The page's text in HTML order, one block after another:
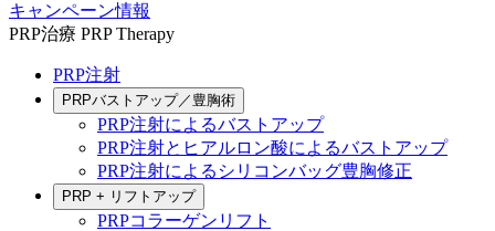
キャンペーン情報
PRP治療 PRP Therapy
PRP注射
PRPバストアップ／豊胸術
PRP注射によるバストアップ
PRP注射とヒアルロン酸によるバストアップ
PRP注射によるシリコンバッグ豊胸修正
PRP + リフトアップ
PRPコラーゲンリフト